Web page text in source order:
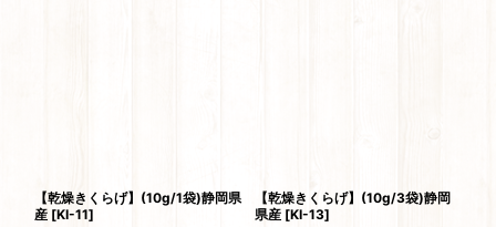
【乾燥きくらげ】(10g/1袋)静岡県
産 [KI-11]
【乾燥きくらげ】(10g/3袋)静岡
県産 [KI-13]